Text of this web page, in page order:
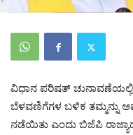
ವಿಧಾನ ಪರಿಷತ್
ಬೆಳವಣಿಗೆಗಳ ಬಳಿಕ ತಮ್ಮನ್ನು
ನಡೆಯಿತು ಎಂದು ಬಿಜೆಪಿ